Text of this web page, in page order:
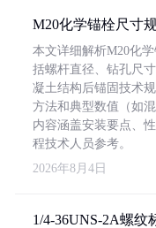
M20化学锚栓尺寸
本文详细解析M20化
括螺杆直径、钻孔尺
凝土结构后锚固技术
方法和典型数值（如
内容涵盖安装要点、
程技术人员参考。
2026年8月4日
1/4-36UNS-2A螺纹